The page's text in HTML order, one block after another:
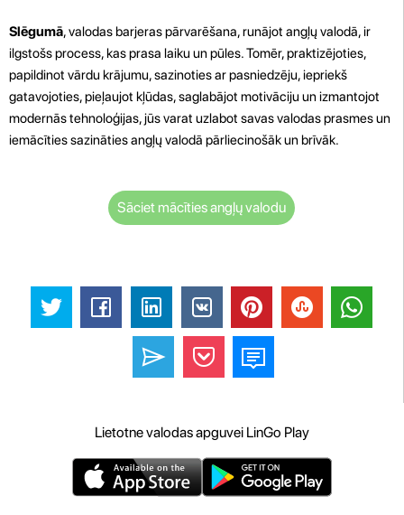
Slēgumā, valodas barjeras pārvarēšana, runājot angļų valodā, ir
ilgstošs process, kas prasa laiku un pūles. Tomēr, praktizējoties,
papildinot vārdu krājumu, sazinoties ar pasniedzēju, iepriekš
gatavojoties, pieļaujot kļūdas, saglabājot motivāciju un izmantojot
modernās tehnoloģijas, jūs varat uzlabot savas valodas prasmes un
iemācīties sazināties angļų valodā pārliecinošāk un brīvāk.
Sāciet mācīties angļų valodu
Lietotne valodas apguvei LinGo Play